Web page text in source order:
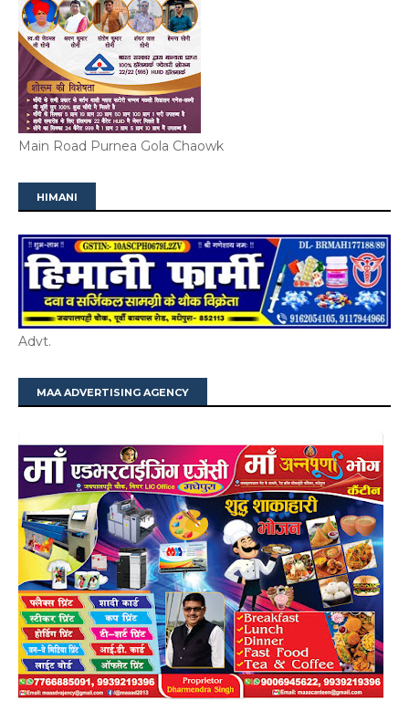
Main Road Purnea Gola Chaowk
HIMANI
Advt.
MAA ADVERTISING AGENCY